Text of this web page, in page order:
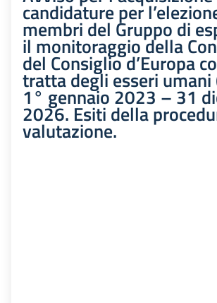
candidature per
membri del Gruppo di
il monitoraggio della
del Consiglio d’Europa
tratta degli esseri umani
1° gennaio 2023 – 31
2026. Esiti della
valutazione.